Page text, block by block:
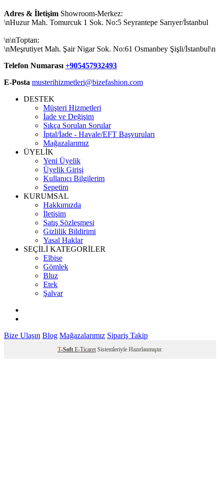
Adres & İletişim Showroom-Merkez:
\nHuzur Mah. Tomurcuk 1 Sok. No:5 Seyrantepe Sarıyer/İstanbul
\n\nToptan:
\nMeşrutiyet Mah. Şair Nigar Sok. No:61 Osmanbey Şişli/İstanbul\n
Telefon Numarası +905457932493
E-Posta musterihizmetleri@bizefashion.com
DESTEK
Müşteri Hizmetleri
İade ve Değişim
Sıkça Sorulan Sorular
İptal/İade - Havale/EFT Başvuruları
Mağazalarımız
ÜYELİK
Yeni Üyelik
Üyelik Girişi
Kullanıcı Bilgilerim
Sepetim
KURUMSAL
Hakkımızda
İletişim
Satış Sözleşmesi
Gizlilik Bildirimi
Yasal Haklar
SEÇİLİ KATEGORİLER
Elbise
Gömlek
Bluz
Etek
Şalvar
Bize Ulaşın Blog Mağazalarımız Sipariş Takip
T-Soft E-Ticaret Sistemleriyle Hazırlanmıştır.